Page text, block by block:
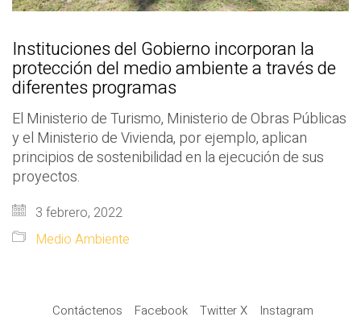
Instituciones del Gobierno incorporan la
protección del medio ambiente a través de
diferentes programas
El Ministerio de Turismo, Ministerio de Obras Públicas
y el Ministerio de Vivienda, por ejemplo, aplican
principios de sostenibilidad en la ejecución de sus
proyectos.
3 febrero, 2022
Medio Ambiente
Contáctenos Facebook Twitter X Instagram